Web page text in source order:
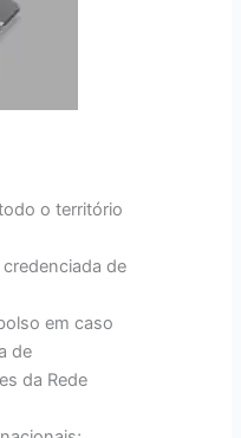
o território
de
em caso
de
da Rede